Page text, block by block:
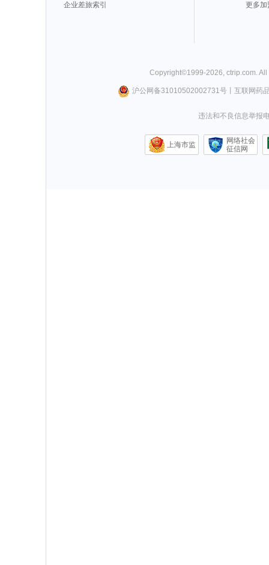
企业差旅索引
更多加
Copyright©1999-2026, ctrip.com.
沪公网备31010502002731号丨 互联网药
违法和不良信息举报
上海市监
网络社会
征信网